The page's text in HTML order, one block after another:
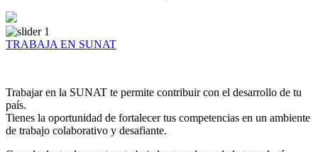
TRABAJA EN SUNAT
Trabajar en la SUNAT te permite contribuir con el desarrollo de tu
país.
Tienes la oportunidad de fortalecer tus competencias en un ambiente
de trabajo colaborativo y desafiante.